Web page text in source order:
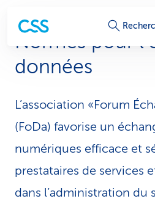
L
i
n
s
d
e
s
Normes pour
données
L’association «Forum
(FoDa) favorise un
numériques efficace et
prestataires de services
dans l’administration du